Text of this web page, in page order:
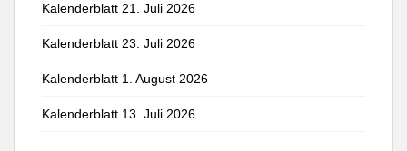
Kalenderblatt 21. Juli 2026
Kalenderblatt 23. Juli 2026
Kalenderblatt 1. August 2026
Kalenderblatt 13. Juli 2026